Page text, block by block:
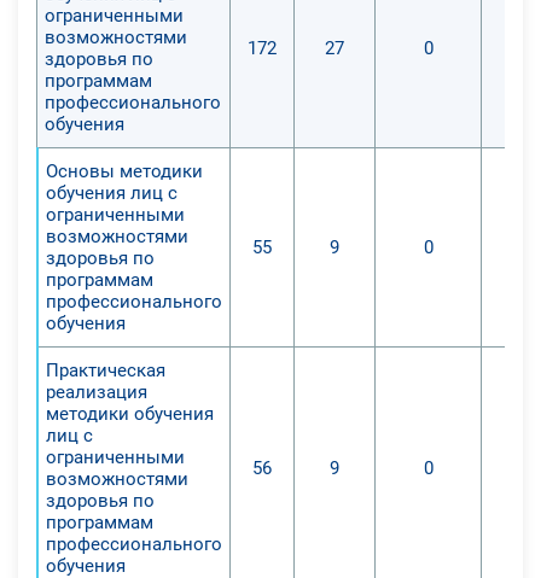
ограниченными
возможностями
здоровья по
программам
профессионального
обучения
172 27 0
Основы методики
обучения лиц с
ограниченными
возможностями
здоровья по
программам
профессионального
обучения
55 9 0
Практическая
реализация
методики обучения
лиц с
ограниченными
возможностями
здоровья по
программам
профессионального
обучения
56 9 0